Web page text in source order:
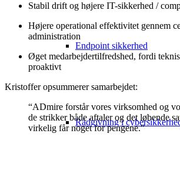
Endpoint sikkerhed
Rådgivning i
Stabil drift og højere IT-sikkerhed /
Højere operational effektivitet gennem
administration
Øget medarbejdertilfredshed, fordi
proaktivt
Kristoffer opsummerer samarbejdet:
“ADmire forstår vores virksomhed og
de strikker både aftaler og det løbende
virkelig får noget for pengene.”